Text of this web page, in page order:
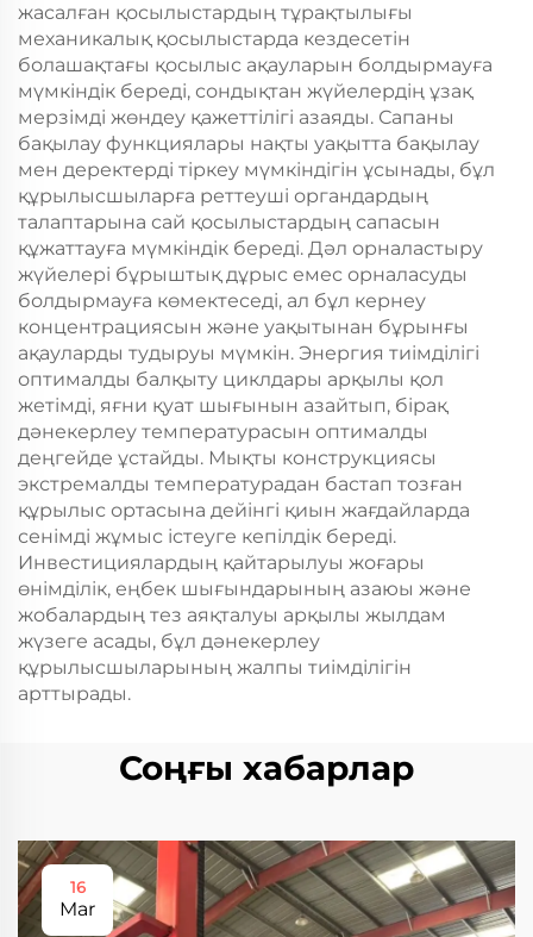
жасалған қосылыстардың тұрақтылығы
механикалық қосылыстарда кездесетін
болашақтағы қосылыс ақауларын болдырмауға
мүмкіндік береді, сондықтан жүйелердің ұзақ
мерзімді жөндеу қажеттілігі азаяды. Сапаны
бақылау функциялары нақты уақытта бақылау
мен деректерді тіркеу мүмкіндігін ұсынады, бұл
құрылысшыларға реттеуші органдардың
талаптарына сай қосылыстардың сапасын
құжаттауға мүмкіндік береді. Дәл орналастыру
жүйелері бұрыштық дұрыс емес орналасуды
болдырмауға көмектеседі, ал бұл кернеу
концентрациясын және уақытынан бұрынғы
ақауларды тудыруы мүмкін. Энергия тиімділігі
оптималды балқыту циклдары арқылы қол
жетімді, яғни қуат шығынын азайтып, бірақ
дәнекерлеу температурасын оптималды
деңгейде ұстайды. Мықты конструкциясы
экстремалды температурадан бастап тозған
құрылыс ортасына дейінгі қиын жағдайларда
сенімді жұмыс істеуге кепілдік береді.
Инвестициялардың қайтарылуы жоғары
өнімділік, еңбек шығындарының азаюы және
жобалардың тез аяқталуы арқылы жылдам
жүзеге асады, бұл дәнекерлеу
құрылысшыларының жалпы тиімділігін
арттырады.
Соңғы хабарлар
16
Mar